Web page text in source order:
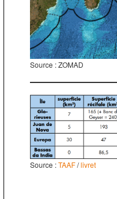
Source : ZOMAD
Source :TAAF/livret